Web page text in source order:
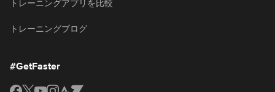
トレーニングアプリを比較
トレーニングブログ
#GetFaster